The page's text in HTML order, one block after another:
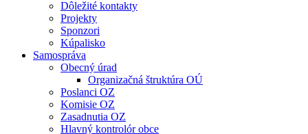
Dôležité kontakty
Projekty
Sponzori
Kúpalisko
Samospráva
Obecný úrad
Organizačná štruktúra OÚ
Poslanci OZ
Komisie OZ
Zasadnutia OZ
Hlavný kontrolór obce